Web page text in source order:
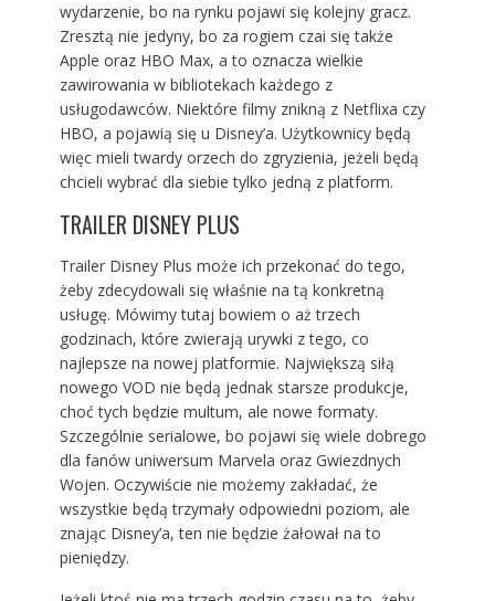
wydarzenie, bo na rynku pojawi się kolejny gracz.
Zresztą nie jedyny, bo za rogiem czai się także
Apple oraz HBO Max, a to oznacza wielkie
zawirowania w bibliotekach każdego z
usługodawców. Niektóre filmy znikną z Netflixa czy
HBO, a pojawią się u Disney’a. Użytkownicy będą
więc mieli twardy orzech do zgryzienia, jeżeli będą
chcieli wybrać dla siebie tylko jedną z platform.
TRAILER DISNEY PLUS
Trailer Disney Plus może ich przekonać do tego,
żeby zdecydowali się właśnie na tą konkretną
usługę. Mówimy tutaj bowiem o aż trzech
godzinach, które zwierają urywki z tego, co
najlepsze na nowej platformie. Największą siłą
nowego VOD nie będą jednak starsze produkcje,
choć tych będzie multum, ale nowe formaty.
Szczególnie serialowe, bo pojawi się wiele dobrego
dla fanów uniwersum Marvela oraz Gwiezdnych
Wojen. Oczywiście nie możemy zakładać, że
wszystkie będą trzymały odpowiedni poziom, ale
znając Disney’a, ten nie będzie żałował na to
pieniędzy.